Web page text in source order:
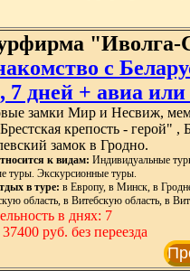
с
7 дней + авиа
замки Мир и Несвиж,
крепость - герой" ,
замок в Гродно.
к видам: Индивидуальные
туры. Экскурсионные туры.
в туре: в Европу, в Минск, в
область, в Витебскую область, в
в днях: 7
руб. без переезда